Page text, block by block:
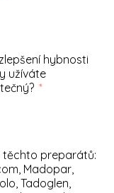
hybnosti
užíváte
těchto preparátů:
Madopar,
Tadoglen,